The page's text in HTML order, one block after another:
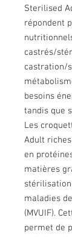
Sterilised
répondent
castrés/
castration/
besoins
tandis que
Les
Adult
en
matières
maladies
(MVUIF).
permet de